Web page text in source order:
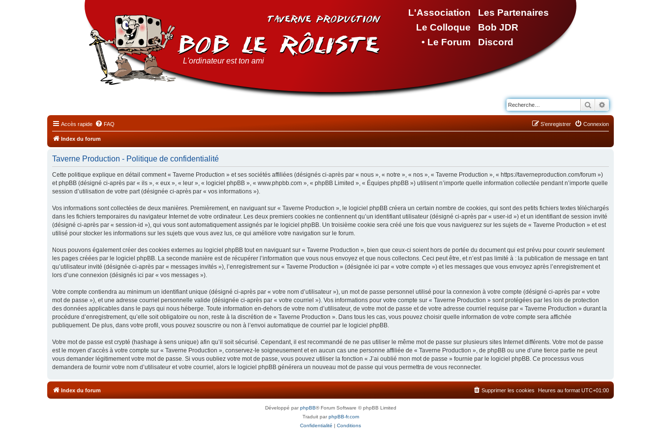
L'Association
Le Colloque
• Le Forum
Les Partenaires
Bob JDR
Discord
L'ordinateur est ton ami
Rechercher
Accès rapide FAQ Connexion
S’enregistrer
Index du forum
Taverne Production - Politique de confidentialité
Cette politique explique en détail comment « Taverne Production » et ses sociétés affiliées (désignés ci-après par « nous », « notre », « nos », « Taverne Production », « https://taverneproduction.com/forum »)
et phpBB (désigné ci-après par « ils », « eux », « leur », « logiciel phpBB », « www.phpbb.com », « phpBB Limited », « Équipes phpBB ») utilisent n’importe quelle information collectée pendant n’importe quelle
session d’utilisation de votre part (désignée ci-après par « vos informations »).
Vos informations sont collectées de deux manières. Premièrement, en naviguant sur « Taverne Production », le logiciel phpBB créera un certain nombre de cookies, qui sont des petits fichiers textes téléchargés
dans les fichiers temporaires du navigateur Internet de votre ordinateur. Les deux premiers cookies ne contiennent qu’un identifiant utilisateur (désigné ci-après par « user-id ») et un identifiant de session invité
(désigné ci-après par « session-id »), qui vous sont automatiquement assignés par le logiciel phpBB. Un troisième cookie sera créé une fois que vous naviguerez sur les sujets de « Taverne Production » et est
utilisé pour stocker les informations sur les sujets que vous avez lus, ce qui améliore votre navigation sur le forum.
Nous pouvons également créer des cookies externes au logiciel phpBB tout en naviguant sur « Taverne Production », bien que ceux-ci soient hors de portée du document qui est prévu pour couvrir seulement
les pages créées par le logiciel phpBB. La seconde manière est de récupérer l’information que vous nous envoyez et que nous collectons. Ceci peut être, et n’est pas limité à : la publication de message en tant
qu’utilisateur invité (désignée ci-après par « messages invités »), l’enregistrement sur « Taverne Production » (désignée ici par « votre compte ») et les messages que vous envoyez après l’enregistrement et
lors d’une connexion (désignés ici par « vos messages »).
Votre compte contiendra au minimum un identifiant unique (désigné ci-après par « votre nom d’utilisateur »), un mot de passe personnel utilisé pour la connexion à votre compte (désigné ci-après par « votre
mot de passe »), et une adresse courriel personnelle valide (désignée ci-après par « votre courriel »). Vos informations pour votre compte sur « Taverne Production » sont protégées par les lois de protection
des données applicables dans le pays qui nous héberge. Toute information en-dehors de votre nom d’utilisateur, de votre mot de passe et de votre adresse courriel requise par « Taverne Production » durant la
procédure d’enregistrement, qu’elle soit obligatoire ou non, reste à la discrétion de « Taverne Production ». Dans tous les cas, vous pouvez choisir quelle information de votre compte sera affichée
publiquement. De plus, dans votre profil, vous pouvez souscrire ou non à l’envoi automatique de courriel par le logiciel phpBB.
Votre mot de passe est crypté (hashage à sens unique) afin qu’il soit sécurisé. Cependant, il est recommandé de ne pas utiliser le même mot de passe sur plusieurs sites Internet différents. Votre mot de passe
est le moyen d’accès à votre compte sur « Taverne Production », conservez-le soigneusement et en aucun cas une personne affiliée de « Taverne Production », de phpBB ou une d’une tierce partie ne peut
vous demander légitimement votre mot de passe. Si vous oubliez votre mot de passe, vous pouvez utiliser la fonction « J’ai oublié mon mot de passe » fournie par le logiciel phpBB. Ce processus vous
demandera de fournir votre nom d’utilisateur et votre courriel, alors le logiciel phpBB générera un nouveau mot de passe qui vous permettra de vous reconnecter.
Index du forum Heures au format UTC+01:00
Supprimer les cookies
Développé parphpBB® Forum Software © phpBB Limited
Traduit parphpBB-fr.com
Confidentialité | Conditions